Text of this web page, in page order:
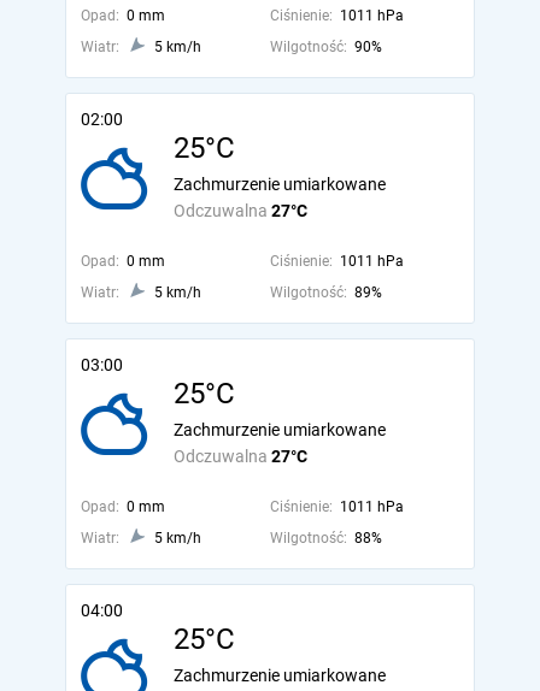
Opad: 0 mm Ciśnienie: 1011 hPa
Wiatr:
5 km/h Wilgotność: 90%
02:00
25°C
Odczuwalna 27°C
Zachmurzenie umiarkowane
Opad: 0 mm Ciśnienie: 1011 hPa
Wiatr:
5 km/h Wilgotność: 89%
03:00
25°C
Odczuwalna 27°C
Zachmurzenie umiarkowane
Opad: 0 mm Ciśnienie: 1011 hPa
Wiatr:
5 km/h Wilgotność: 88%
04:00
25°C
Zachmurzenie umiarkowane